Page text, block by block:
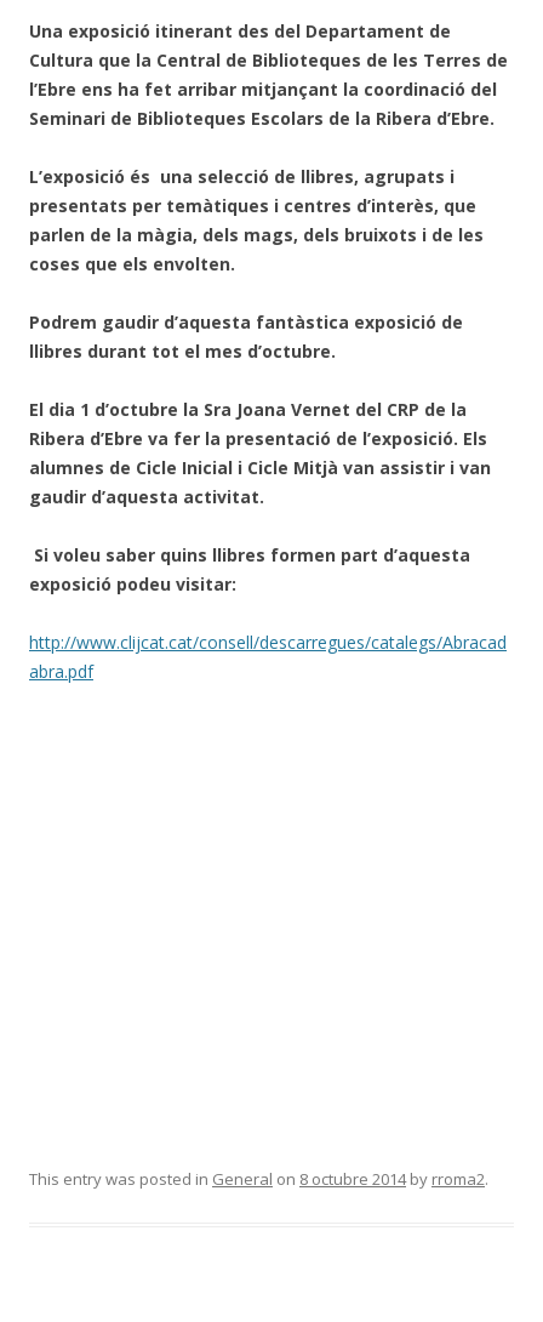
Una exposició itinerant des del Departament de
Cultura que la Central de Biblioteques de les Terres de
l’Ebre ens ha fet arribar mitjançant la coordinació del
Seminari de Biblioteques Escolars de la Ribera d’Ebre.
L’exposició és una selecció de llibres, agrupats i
presentats per temàtiques i centres d’interès, que
parlen de la màgia, dels mags, dels bruixots i de les
coses que els envolten.
Podrem gaudir d’aquesta fantàstica exposició de
llibres durant tot el mes d’octubre.
El dia 1 d’octubre la Sra Joana Vernet del CRP de la
Ribera d’Ebre va fer la presentació de l’exposició. Els
alumnes de Cicle Inicial i Cicle Mitjà van assistir i van
gaudir d’aquesta activitat.
Si voleu saber quins llibres formen part d’aquesta
exposició podeu visitar:
http://www.clijcat.cat/consell/descarregues/catalegs/Abracad
abra.pdf
This entry was posted in General on 8 octubre 2014by rroma2.